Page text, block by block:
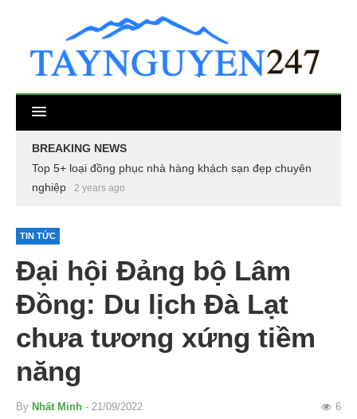
BREAKING NEWS
Top 5+ loại đồng phục nhà hàng khách sạn đẹp chuyên
nghiệp
2 years ago
TIN TỨC
Đại hội Đảng bộ Lâm
Đồng: Du lịch Đà Lạt
chưa tương xứng tiềm
năng
By Nhất Minh - 21/09/2022 6